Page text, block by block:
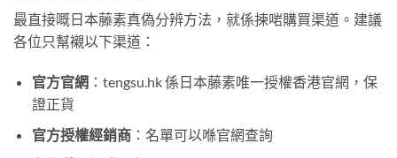
最直接嘅日本藤素真偽分辨方法，就係揀啱購買渠道。建議
各位只幫襯以下渠道：
官方官網 ：tengsu.hk 係日本藤素唯一授權香港官網，保
證正貨
官方授權經銷商：名單可以喺官網查詢